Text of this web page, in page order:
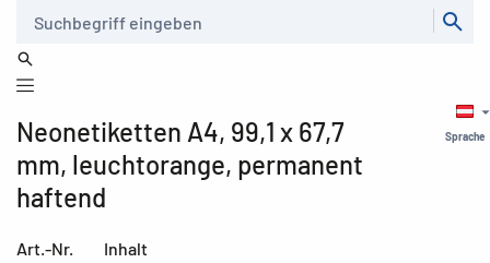
Sprache
Neonetiketten A4, 99,1 x 67,7
mm, leuchtorange, permanent
haftend
Art.-Nr.
Inhalt